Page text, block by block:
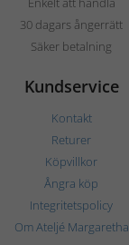
30 dagars ångerrätt
Säker betalning
Kundservice
Kontakt
Returer
Köpvillkor
Ångra köp
Integritetspolicy
Om Ateljé Margaretha